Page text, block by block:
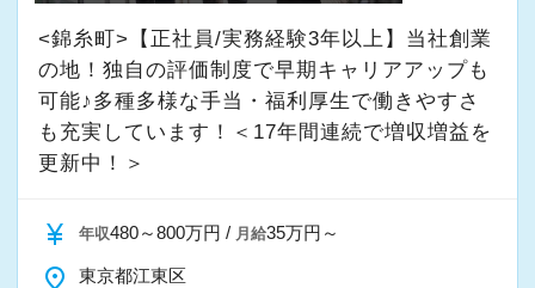
<錦糸町>【正社員/実務経験3年以上】当社創業
の地！独自の評価制度で早期キャリアアップも
可能♪多種多様な手当・福利厚生で働きやすさ
も充実しています！＜17年間連続で増収増益を
更新中！＞
currency_yen 年収480～800万円 / 月給35万円～
place 東京都江東区